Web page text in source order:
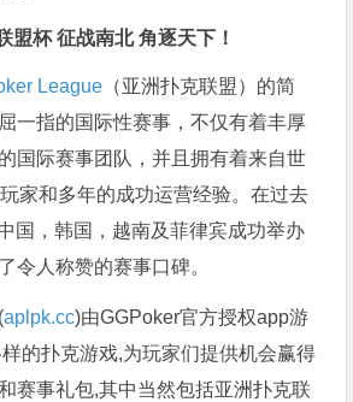
盟杯 征战南北 角逐天下！
League （亚洲扑克联盟）的简
一指的国际性赛事，不仅有着丰厚
国际赛事团队，并且拥有着来自世
家和多年的成功运营经验。在过去
国，韩国，越南及菲律宾成功举办
令人称赞的赛事口碑。
aplpk.cc)由GGPoker官方授权app游
的扑克游戏,为玩家们提供机会赢得
赛事礼包,其中当然包括亚洲扑克联